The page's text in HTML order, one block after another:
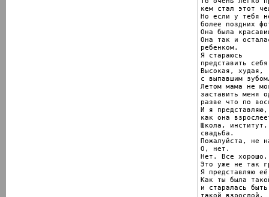
кем стал этот
Но если у тебя
более поздних
Она была
Она так и
ребенком.
Я стараюсь
представить
Высокая, худая,
с выпавшим
Летом мама не
заставить меня
разве что по
И я представляю,
как она
Школа, институт,
свадьба.
Пожалуйста, не
О, нет.
Нет. Все хорошо.
Это уже не так
Я представляю
Как ты была
и старалась быть
такой взрослой.